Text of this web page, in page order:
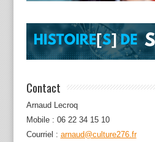
Contact
Arnaud Lecroq
Mobile : 06 22 34 15 10
Courriel : arnaud@culture276.fr